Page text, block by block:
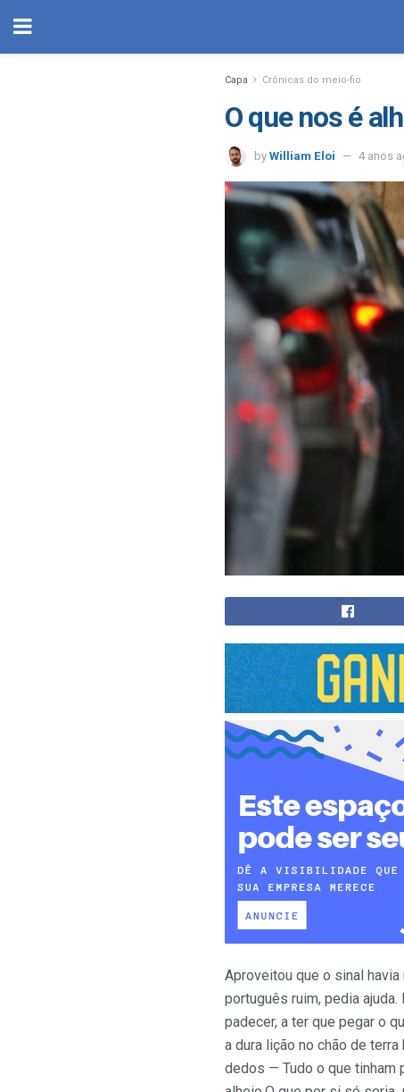
Capa Crônicas do meio-fio
O que nos é
by William Eloi 4 anos
Aproveitou que o sinal
português ruim, pedia
padecer, a ter que pegar o
a dura lição no chão de
dedos — Tudo o que tinham